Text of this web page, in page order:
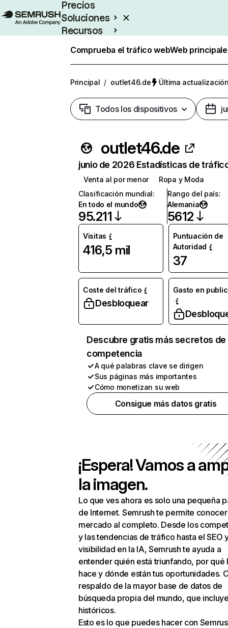
Precios
Soluciones
Recursos
Comprueba el tráfico webWeb
Principal / outlet46.de Última
Todos los dispositivos
outlet46.de
junio de 2026 Estadísticas de
Venta al por menor
Ropa y Moda
Clasificación mundial:
En todo el mundo
95.211
Rango del país:
Alemania
5612
Visitas
416,5 mil
Puntuación de
Autoridad
37
Coste del tráfico
Desbloquear
Gasto en
Descubre gratis más secretos de
competencia
A qué palabras clave se dirigen
Sus páginas más importantes
Cómo monetizan su web
Consigue más datos gratis
¡Espera! Vamos a
la imagen.
Lo que ves ahora es solo una pequeña
de Internet. Semrush te permite
mercado al completo. Desde los
y las tendencias de tráfico hasta el SEO
visibilidad en la IA, Semrush te ayuda a
entender quién está triunfando, por qué
hace y dónde están tus oportunidades.
respaldo de la mayor base de datos de
búsqueda propia del mundo, que
históricos.
Esto es lo que puedes hacer con